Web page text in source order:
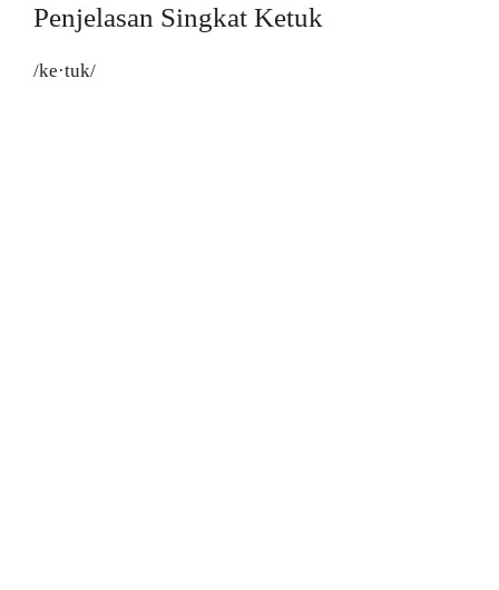
Penjelasan Singkat Ketuk
/ke·tuk/